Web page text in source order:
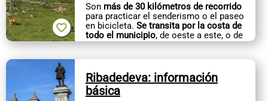
Son más de 30 kilómetros de recorrido
para practicar el senderismo o el paseo
en bicicleta. Se transita por la costa de
todo el municipio, de oeste a este, o de
este a oeste, como se quiera,...
Ribadedeva: información
básica